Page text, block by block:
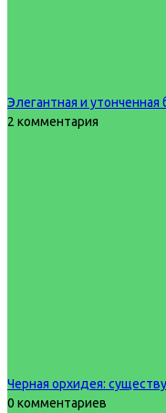
Элегантная и
2 комментария
Черная орхидея:
0 комментариев